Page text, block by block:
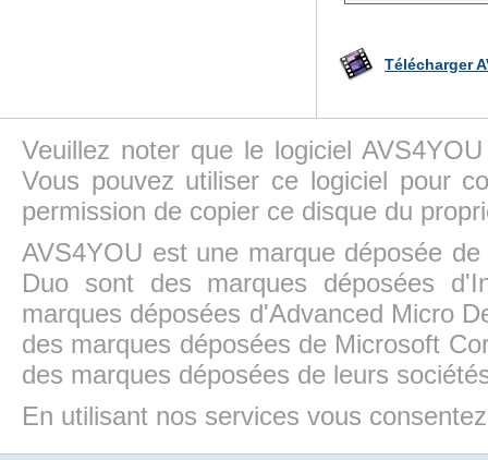
Télécharger
Veuillez noter que le logiciel
Vous pouvez utiliser ce logiciel pour
permission de copier ce disque du
AVS4YOU est une marque déposée
Duo sont des marques déposées
marques déposées d'Advanced Micro
des marques déposées de Microsoft
des marques déposées de leurs
En utilisant nos services vous